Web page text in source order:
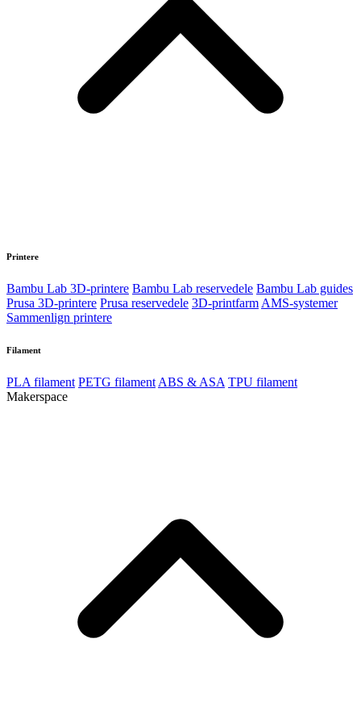
Printere
Bambu Lab 3D-printere Bambu Lab reservedele Bambu Lab guides
Prusa 3D-printere Prusa reservedele 3D-printfarm AMS-systemer
Sammenlign printere
Filament
PLA filament PETG filament ABS & ASA TPU filament
Makerspace